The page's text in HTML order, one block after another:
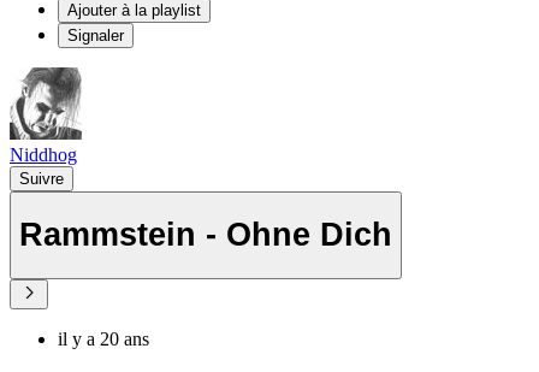
Ajouter à la playlist
Signaler
Niddhog
Suivre
Rammstein - Ohne Dich
il y a 20 ans